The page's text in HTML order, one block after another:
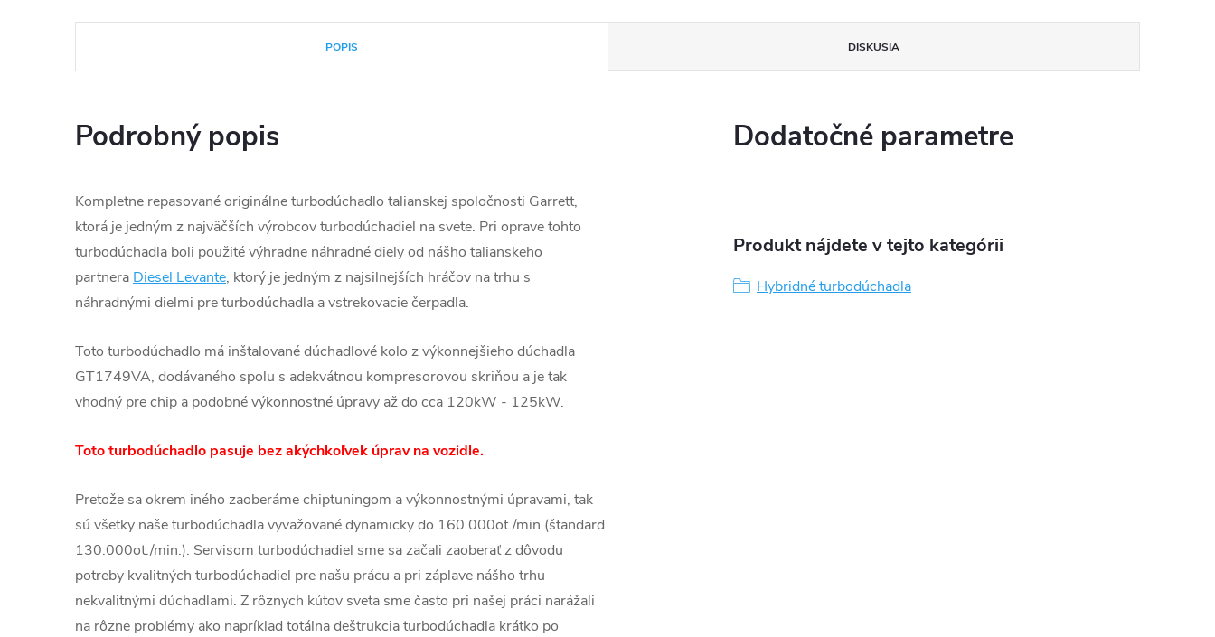
POPIS DISKUSIA
Podrobný popis
Kompletne repasované originálne turbodúchadlo talianskej spoločnosti Garrett,
ktorá je jedným z najväčších výrobcov turbodúchadiel na svete. Pri oprave tohto
turbodúchadla boli použité výhradne náhradné diely od nášho talianskeho
partnera Diesel Levante, ktorý je jedným z najsilnejších hráčov na trhu s
náhradnými dielmi pre turbodúchadla a vstrekovacie čerpadla.
Toto turbodúchadlo má inštalované dúchadlové kolo z výkonnejšieho dúchadla
GT1749VA, dodávaného spolu s adekvátnou kompresorovou skriňou a je tak
vhodný pre chip a podobné výkonnostné úpravy až do cca 120kW - 125kW.
Toto turbodúchadlo pasuje bez akýchkoľvek úprav na vozidle.
Pretože sa okrem iného zaoberáme chiptuningom a výkonnostnými úpravami, tak
sú všetky naše turbodúchadla vyvažované dynamicky do 160.000ot./min (štandard
130.000ot./min.). Servisom turbodúchadiel sme sa začali zaoberať z dôvodu
potreby kvalitných turbodúchadiel pre našu prácu a pri záplave nášho trhu
nekvalitnými dúchadlami. Z rôznych kútov sveta sme často pri našej práci narážali
na rôzne problémy ako napríklad totálna deštrukcia turbodúchadla krátko po
Dodatočné parametre
Produkt nájdete v tejto kategórii
Hybridné turbodúchadla